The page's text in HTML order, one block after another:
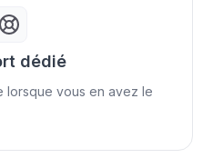
dédié
lorsque vous en avez le